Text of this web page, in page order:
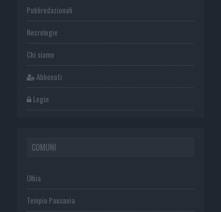
Publiredazionali
Necrologie
Chi siamo
Abbonati
Login
COMUNI
Olbia
Tempio Pausania